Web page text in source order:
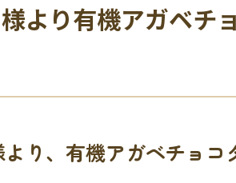
より有機アガベチ
り、有機アガベチョ